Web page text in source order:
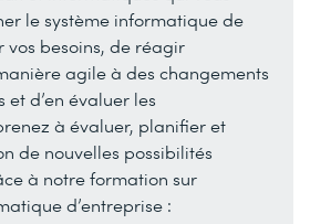
le système informatique de
vos besoins, de réagir
agile à des changements
et d’en évaluer les
à évaluer, planifier et
de nouvelles possibilités
à notre formation sur
d’entreprise :